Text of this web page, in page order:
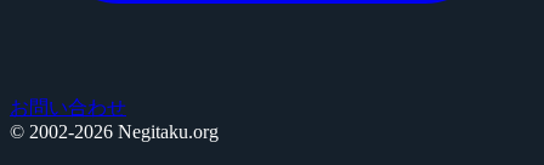
お問い合わせ
© 2002-2026 Negitaku.org